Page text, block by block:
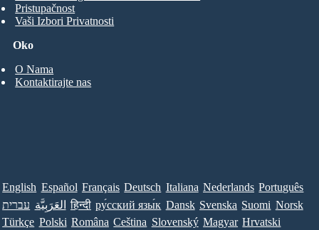
Oko
O Nama
Kontaktirajte nas
Pristupačnost
Vaši Izbori Privatnosti
English Español Français Deutsch Italiana Nederlands Português
עברית العَرَبِيَّة हिन्दी ру́сский язы́к Dansk Svenska Suomi Norsk
Türkçe Polski Româna Ceština Slovenský Magyar Hrvatski